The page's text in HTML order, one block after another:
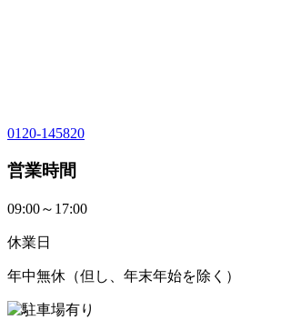
0120-145820
営業時間
09:00～17:00
休業日
年中無休（但し、年末年始を除く）